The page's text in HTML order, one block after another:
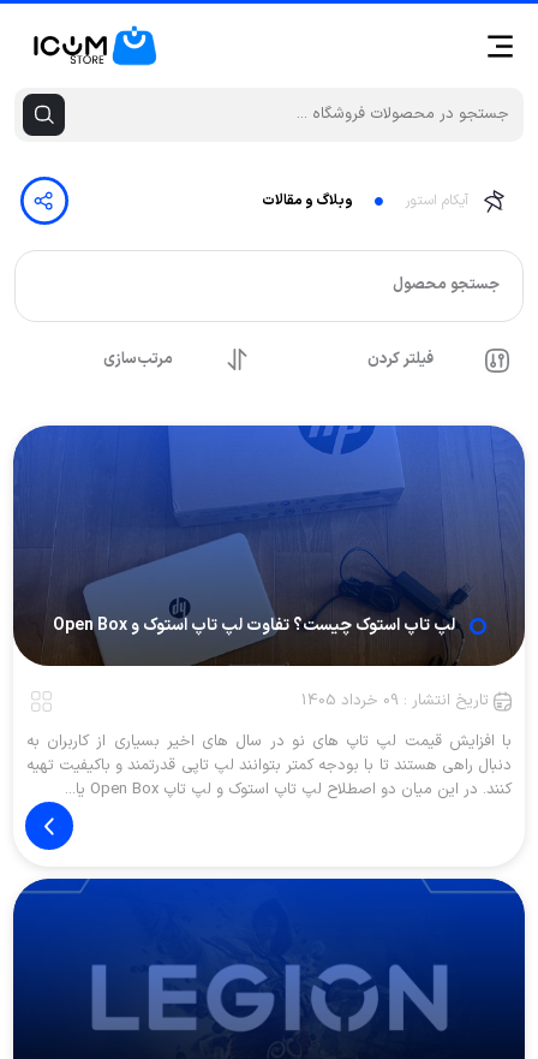
آیکام استور وبلاگ و مقالات
جستجو محصول
فیلتر کردن مرتب‌سازی
لپ تاپ استوک چیست؟ تفاوت لپ تاپ استوک و Open Box
تاریخ انتشار : 09 خرداد 1405
با افزایش قیمت لپ تاپ های نو در سال های اخیر بسیاری از کاربران به
دنبال راهی هستند تا با بودجه کمتر بتوانند لپ تاپی قدرتمند و باکیفیت تهیه
کنند. در این میان دو اصطلاح لپ تاپ استوک و لپ تاپ Open Box یا...